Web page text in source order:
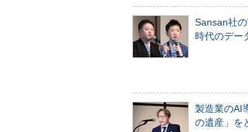
Sansan社
時代のデー
製造業のAI
の遺産」を